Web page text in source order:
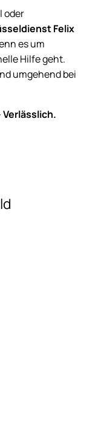
oder
Felix
es um
Hilfe geht.
umgehend bei